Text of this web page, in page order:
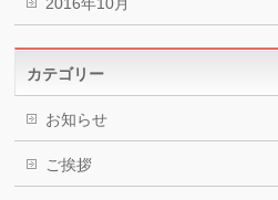
カテゴリー
お知らせ
ご挨拶